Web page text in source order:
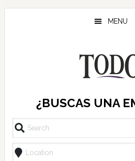
Saltar
Saltar
Saltar
MENU
¿BUSCAS UNA